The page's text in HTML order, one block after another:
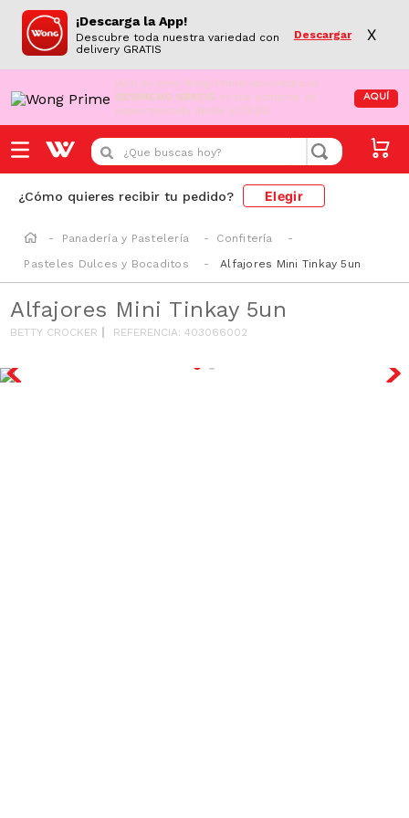
¡Descarga la App!
Descubre toda nuestra variedad con
delivery GRATIS
Descargar X
¡Aún no eres Wong Prime! Aprovecha el
DESPACHO GRATIS en tus compras de
supermercado desde S/79.90
AQUÍ
¿Que buscas hoy?
¿Cómo quieres recibir tu pedido? Elegir
Panadería y Pastelería
Confitería
Pasteles Dulces y Bocaditos
Alfajores Mini Tinkay 5un
Alfajores Mini Tinkay 5un
BETTY CROCKER REFERENCIA:403066002
AZUCAR/